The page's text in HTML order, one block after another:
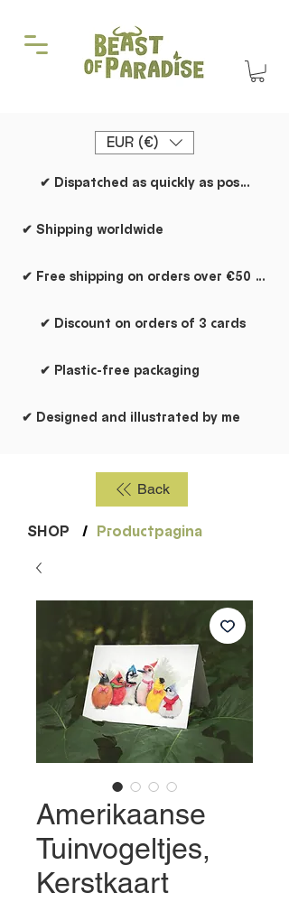
EUR (€)
✔ Dispatched as quickly as possible
✔ Shipping worldwide
✔ Free shipping on orders over €50 within the Netherlands
✔ Discount on orders of 3 cards
✔ Plastic-free packaging
✔ Designed and illustrated by me
Back
SHOP / Productpagina
Amerikaanse
Tuinvogeltjes,
Kerstkaart